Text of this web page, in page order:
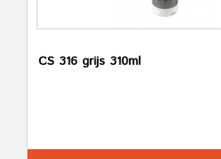
CS 316 grijs 310ml